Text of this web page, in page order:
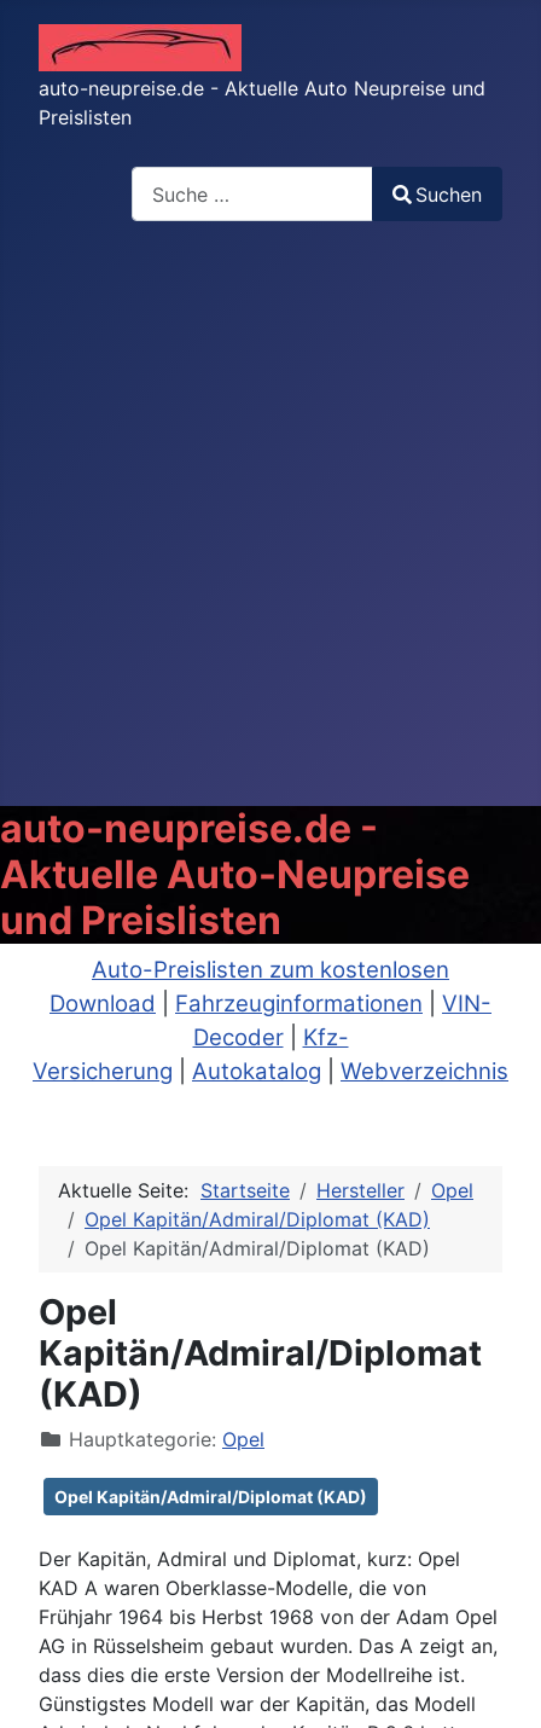
auto-neupreise.de - Aktuelle Auto Neupreise und
Preislisten
Suchen
auto-neupreise.de -
Aktuelle Auto-Neupreise
und Preislisten
Auto-Preislisten zum kostenlosen
Download
Fahrzeuginformationen
VIN-
Decoder| Kfz-
Versicherung
Autokatalog Webverzeichnis
Aktuelle Seite: Startseite Hersteller
Opel
Opel Kapitän/Admiral/Diplomat (KAD)
Opel Kapitän/Admiral/Diplomat (KAD)
Opel
Kapitän/Admiral/Diplomat
(KAD)
Hauptkategorie: Opel
Opel Kapitän/Admiral/Diplomat (KAD)
Der Kapitän, Admiral und Diplomat, kurz: Opel
KAD A waren Oberklasse-Modelle, die von
Frühjahr 1964 bis Herbst 1968 von der Adam Opel
AG in Rüsselsheim gebaut wurden. Das A zeigt an,
dass dies die erste Version der Modellreihe ist.
Günstigstes Modell war der Kapitän, das Modell